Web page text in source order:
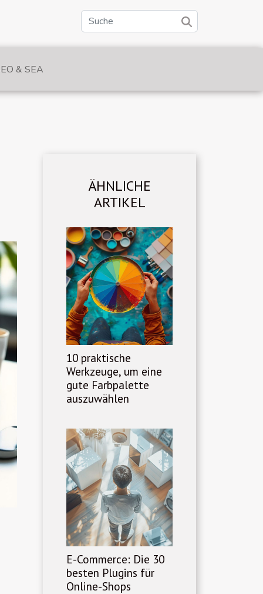
& SEA
ÄHNLICHE
ARTIKEL
10 praktische
Werkzeuge, um eine
gute Farbpalette
auszuwählen
E-Commerce: Die 30
besten Plugins für
Online-Shops